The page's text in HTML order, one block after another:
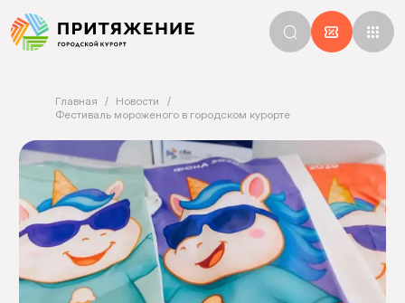
Главная
Новости
Фестиваль мороженого в городском курорте